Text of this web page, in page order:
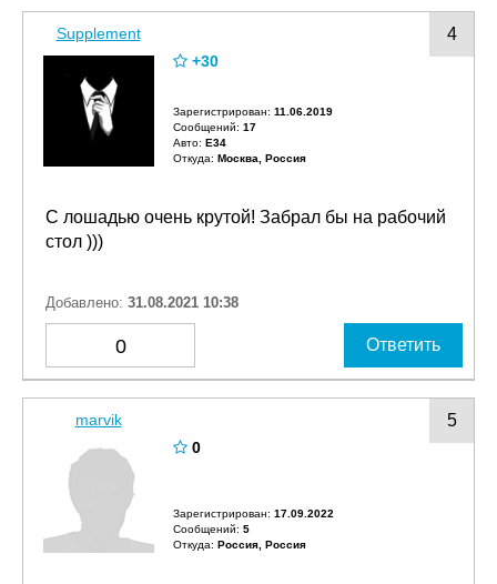
4
Supplement
+30
Зарегистрирован: 11.06.2019
Сообщений: 17
Авто: E34
Откуда: Москва, Россия
С лошадью очень крутой! Забрал бы на рабочий
стол )))
Добавлено: 31.08.2021 10:38
0 Ответить
5
marvik
0
Зарегистрирован: 17.09.2022
Сообщений: 5
Откуда: Россия, Россия